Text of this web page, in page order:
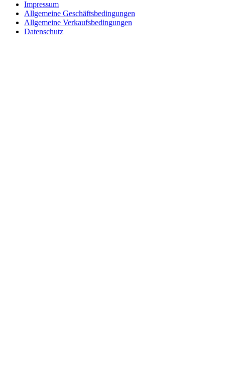
Impressum
Allgemeine Geschäftsbedingungen
Allgemeine Verkaufsbedingungen
Datenschutz